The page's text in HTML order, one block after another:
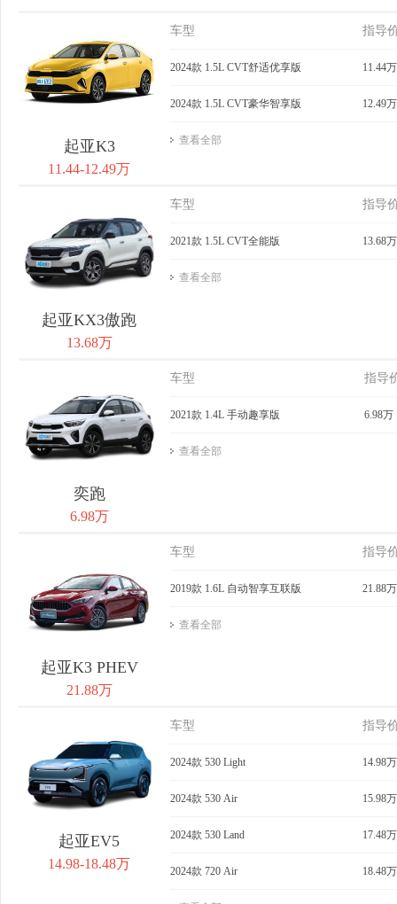
起亚K3
11.44-12.49万
车型 指导
2024款 1.5L CVT舒适优享版 11.44万
2024款 1.5L CVT豪华智享版 12.49万
查看全部
起亚KX3傲跑
13.68万
车型 指导
2021款 1.5L CVT全能版 13.68万
查看全部
奕跑
6.98万
车型 指导
2021款 1.4L 手动趣享版 6.98万
查看全部
起亚K3 PHEV
21.88万
车型 指导
2019款 1.6L 自动智享互联版 21.88万
查看全部
起亚EV5
14.98-18.48万
车型 指导
2024款 530 Light 14.98万
2024款 530 Air 15.98万
2024款 530 Land 17.48万
2024款 720 Air 18.48万